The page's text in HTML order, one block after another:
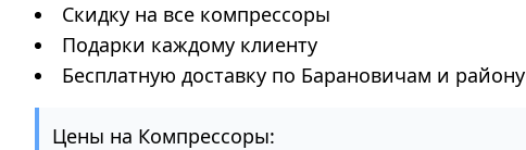
Скидку на все компрессоры
Подарки каждому клиенту
Бесплатную доставку по Барановичам и району
Цены на Компрессоры: